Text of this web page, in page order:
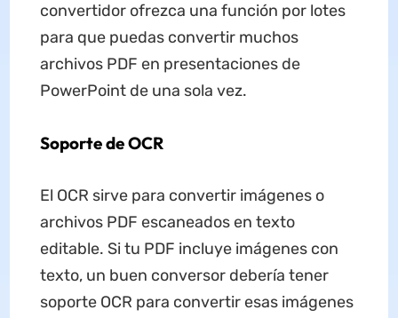
convertidor ofrezca una función por lotes
para que puedas convertir muchos
archivos PDF en presentaciones de
PowerPoint de una sola vez.
Soporte de OCR
El OCR sirve para convertir imágenes o
archivos PDF escaneados en texto
editable. Si tu PDF incluye imágenes con
texto, un buen conversor debería tener
soporte OCR para convertir esas imágenes